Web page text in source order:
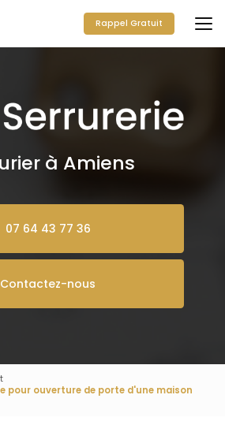
Rappel Gratuit
à Amiens
07 64 43 77 36
Contactez-nous
pour ouverture de porte d'une maison